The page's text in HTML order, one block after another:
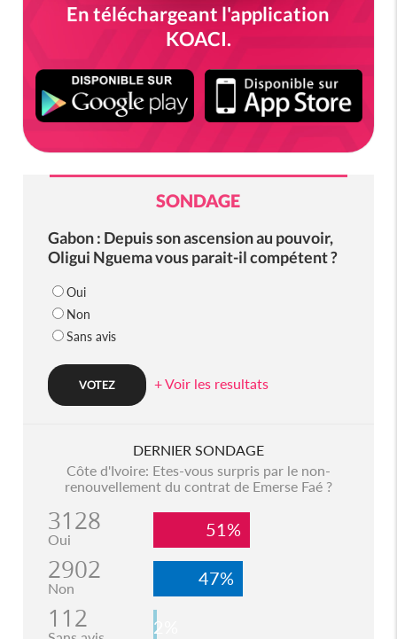
En téléchargeant l'application
KOACI.
SONDAGE
Gabon : Depuis son ascension au pouvoir,
Oligui Nguema vous parait-il compétent ?
Oui
Non
Sans avis
+ Voir les resultats
DERNIER SONDAGE
Côte d'Ivoire: Etes-vous surpris par le non-
renouvellement du contrat de Emerse Faé ?
3128
Oui 51%
2902
Non 47%
112 2%